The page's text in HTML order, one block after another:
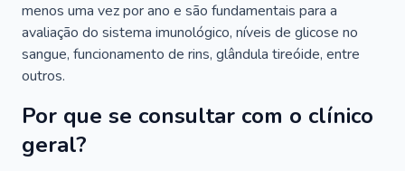
menos uma vez por ano e são fundamentais para a
avaliação do sistema imunológico, níveis de glicose no
sangue, funcionamento de rins, glândula tireóide, entre
outros.
Por que se consultar com o clínico
geral?